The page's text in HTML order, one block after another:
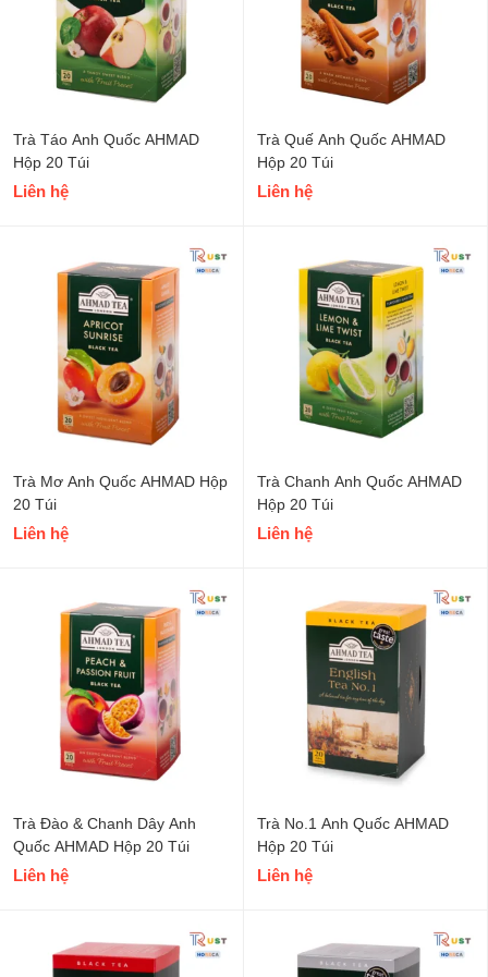
Trà Táo Anh Quốc AHMAD
Hộp 20 Túi
Liên hệ
Trà Quế Anh Quốc AHMAD
Hộp 20 Túi
Liên hệ
Trà Mơ Anh Quốc AHMAD Hộp
20 Túi
Liên hệ
Trà Chanh Anh Quốc AHMAD
Hộp 20 Túi
Liên hệ
Trà Đào & Chanh Dây Anh
Quốc AHMAD Hộp 20 Túi
Liên hệ
Trà No.1 Anh Quốc AHMAD
Hộp 20 Túi
Liên hệ